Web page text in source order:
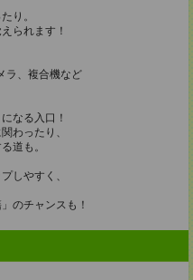
り。
られます！
ラ、複合機など
なる入口！
わったり、
道も。
しやすく、
のチャンスも！